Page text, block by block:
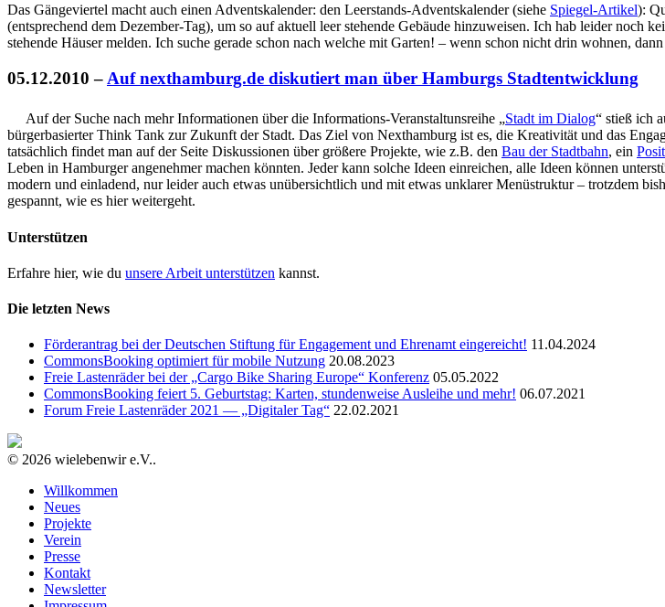
Das Gängeviertel macht auch einen Adventskalender: den Leerstands-Adventskalender (siehe Spiegel-Artikel):
(entsprechend dem Dezember-Tag), um so auf aktuell leer stehende Gebäude hinzuweisen. Ich hab leider noch
stehende Häuser melden. Ich suche gerade schon nach welche mit Garten! – wenn schon nicht drin wohnen,
05.12.2010 – Auf nexthamburg.de diskutiert man über Hamburgs Stadtentwicklung
Auf der Suche nach mehr Informationen über die Informations-Veranstaltunsreihe „Stadt im Dialog“ stieß ich
bürgerbasierter Think Tank zur Zukunft der Stadt. Das Ziel von Nexthamburg ist es, die Kreativität und das
tatsächlich findet man auf der Seite Diskussionen über größere Projekte, wie z.B. den Bau der Stadtbahn, ein
Leben in Hamburger angenehmer machen könnten. Jeder kann solche Ideen einreichen, alle Ideen können
modern und einladend, nur leider auch etwas unübersichtlich und mit etwas unklarer Menüstruktur – trotzdem
gespannt, wie es hier weitergeht.
Unterstützen
Erfahre hier, wie du unsere Arbeit unterstützen kannst.
Die letzten News
Förderantrag bei der Deutschen Stiftung für Engagement und Ehrenamt eingereicht! 11.04.2024
CommonsBooking optimiert für mobile Nutzung 20.08.2023
Freie Lastenräder bei der „Cargo Bike Sharing Europe“ Konferenz 05.05.2022
CommonsBooking feiert 5. Geburtstag: Karten, stundenweise Ausleihe und mehr! 06.07.2021
Forum Freie Lastenräder 2021 — „Digitaler Tag“ 22.02.2021
© 2026 wielebenwir e.V..
Willkommen
Neues
Projekte
Verein
Presse
Kontakt
Newsletter